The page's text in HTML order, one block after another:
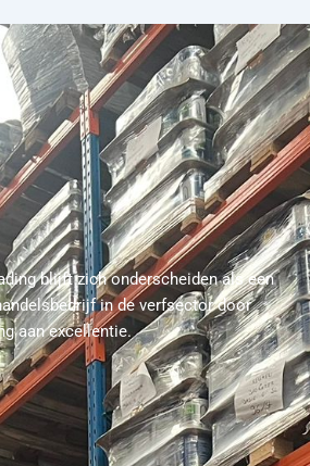
blijft zich onderscheiden als een
in de verfsector door
aan excellentie.